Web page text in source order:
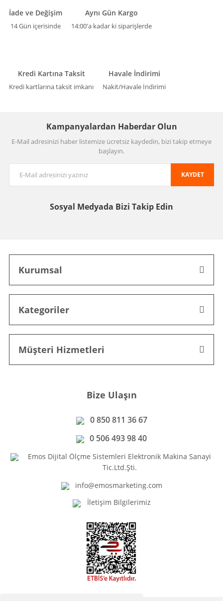
İade ve Değişim
14 Gün içerisinde
Aynı Gün Kargo
14:00'a kadar ki siparişlerde
Kredi Kartına Taksit
Kredi kartlarına taksit imkanı
Havale İndirimi
Nakit/Havale İndirimi
Kampanyalardan Haberdar Olun
E-Mail adresinizi haber listemize ücretsiz kaydedin, bizi takip etmeye
başlayın.
KAYDET
Sosyal Medyada Bizi Takip Edin
Kurumsal
Kategoriler
Müşteri Hizmetleri
Bize Ulaşın
0 850 811 36 67
0 506 493 98 40
Emos Dijital Ölçme Sistemleri Elektronik Makina Sanayi
Tic.Ltd.Şti.
info@emosmarketing.com
İletişim Bilgilerimiz